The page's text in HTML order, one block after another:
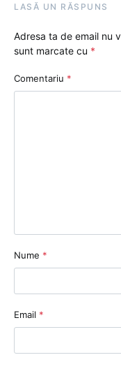
LASĂ UN RĂSPUNS
Adresa ta de email nu
sunt marcate cu *
Comentariu *
Nume *
Email *